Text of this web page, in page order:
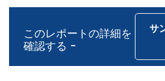
このレポートの詳細を
確認する -
サ